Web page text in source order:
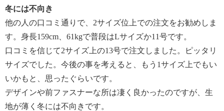
冬には不向き
他の人の口コミ通りで、2サイズ位上での注文をお勧めしま
す。身長159cm、61kgで普段はLサイズか11号です。
口コミを信じて2サイズ上の13号で注文しました。ピッタリ
サイズでした。今後の事を考えると、もう1サイズ上でもい
いかもと、思ったぐらいです。
デザインや前ファスナーな所は凄く良かったのですが、生
地が薄く冬には不向きです。